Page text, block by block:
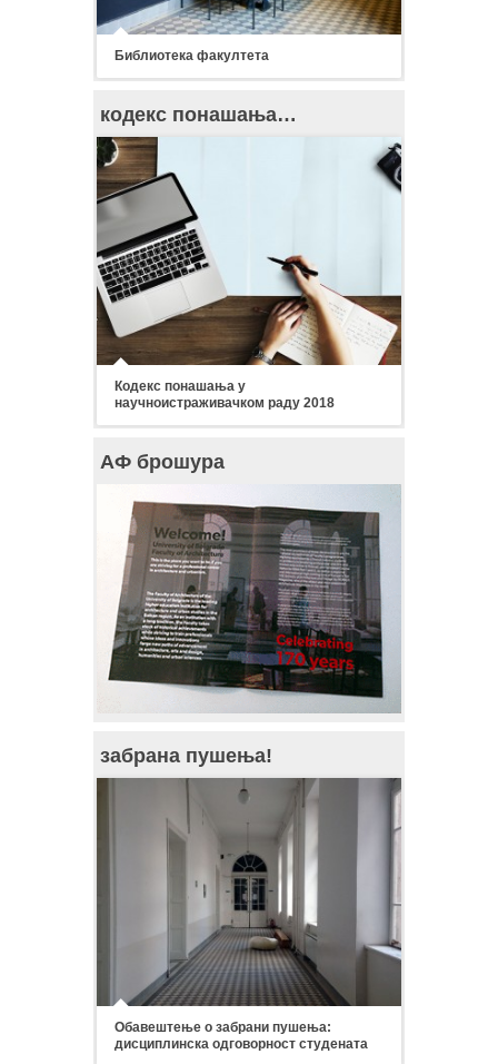
Библиотека факултета
кодекс понашања…
Кодекс понашања у
научноистраживачком раду 2018
АФ брошура
забрана пушења!
Обавештење о забрани пушења:
дисциплинска одговорност студената